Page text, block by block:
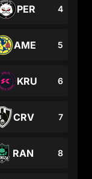
4
PER
5
AME
6
KRU
7
CRV
8
RAN